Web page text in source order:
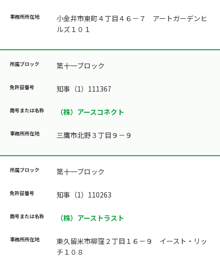
小金井市東町４丁目４６－７ アートガーデンヒ
ルズ１０１
第十一ブロック
知事（1）111367
（株）アースコネクト
三鷹市北野３丁目９－９
第十一ブロック
知事（1）110263
（株）アーストラスト
東久留米市柳窪２丁目１６－９ イースト・リッ
チ１０８